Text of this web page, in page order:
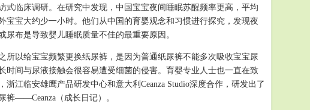
式临床调研。在研究中发现，中国宝宝夜间睡眠苏醒频率更高，平均
宝宝大约少一小时。他们从中国的育婴观念和习惯进行探究，发现夜
尿布是导致婴儿睡眠质量不佳的最重要原因。
以给宝宝频繁更换纸尿裤，是因为普通纸尿裤不能多次吸收宝宝尿
时间与尿液接触会很容易遭受细菌的侵害。育婴专业人士也一直在致
浙江临安雄鹰产品研发中心和意大利Ceanza Studio深度合作，研发出了
裤——Ceanza（成长日记）。